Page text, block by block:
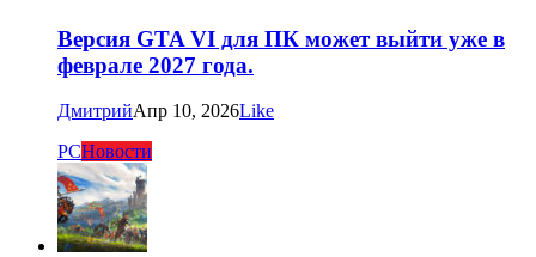
Версия GTA VI для ПК может выйти уже в
феврале 2027 года.
ДмитрийАпр 10, 2026Like
PCНовости